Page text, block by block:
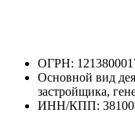
ОГРН:
Основной вид
застройщика,
ИНН/КПП: